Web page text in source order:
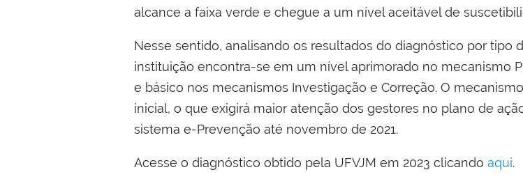
alcance a faixa verde e chegue a um nível aceitável de
Nesse sentido, analisando os resultados do diagnóstico por tipo
instituição encontra-se em um nível aprimorado no mecanismo
e básico nos mecanismos Investigação e Correção. O
inicial, o que exigirá maior atenção dos gestores no plano de
sistema e-Prevenção até novembro de 2021.
Acesse o diagnóstico obtido pela UFVJM em 2023 clicando aqui.